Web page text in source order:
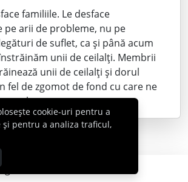
familiile. Le desface
pe arii de probleme, nu pe
de suflet, ca și până acum
unii de ceilalți. Membrii
unii de ceilalți și dorul
fel de zgomot de fond cu care ne
care-l…
© 2007 - 2026 Cabral.ro
cookie-uri pentru a
pentru a analiza traficul,